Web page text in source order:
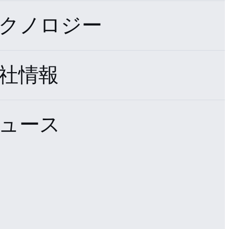
ノロジー
情報
ース